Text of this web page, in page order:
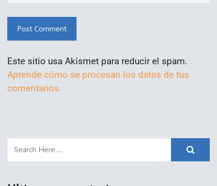
Post Comment
Este sitio usa Akismet para reducir el spam.
Aprende cómo se procesan los datos de tus
comentarios.